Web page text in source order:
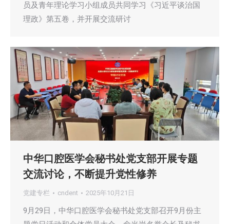
员及青年理论学习小组成员共同学习《习近平谈治国
理政》第五卷，并开展交流研讨
中华口腔医学会秘书处党支部开展专题
交流讨论，不断提升党性修养
党建专栏 cndent 2025年10月21日
9月29日，中华口腔医学会秘书处党支部召开9月份主